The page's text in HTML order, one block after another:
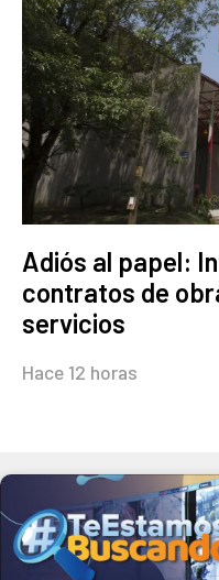
Adiós al papel:
contratos de
servicios
Hace 12 horas